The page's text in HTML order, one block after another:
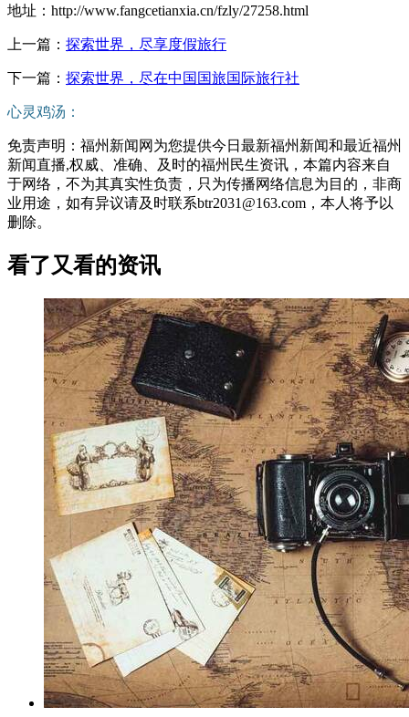
地址：http://www.fangcetianxia.cn/fzly/27258.html
上一篇： 探索世界，尽享度假旅行
下一篇： 探索世界，尽在中国国旅国际旅行社
心灵鸡汤：
免责声明：福州新闻网为您提供今日最新福州新闻和最近福州
新闻直播,权威、准确、及时的福州民生资讯，本篇内容来自
于网络，不为其真实性负责，只为传播网络信息为目的，非商
业用途，如有异议请及时联系btr2031@163.com，本人将予以
删除。
看了又看的资讯